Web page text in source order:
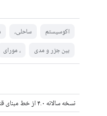
اکوسیستم ساحلی،
بین جزر و مدی ، مورای
نسخه سالانه ۴.۰ از خط مبنای قنات WRI